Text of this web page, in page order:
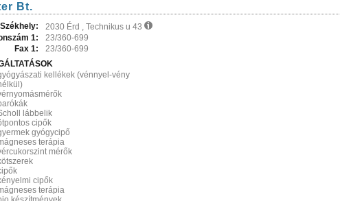
Bt.
Székhely:
2030 Érd , Technikus u 43
1:
23/360-699
Fax 1:
23/360-699
kellékek (vénnyel-vény
lábbelik
cipők
gyógycipő
terápia
mérők
cipők
terápia